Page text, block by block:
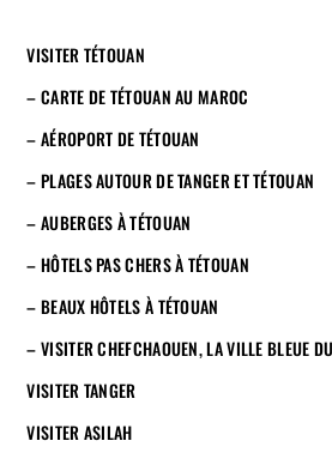
VISITER TÉTOUAN
– CARTE DE TÉTOUAN AU MAROC
– AÉROPORT DE TÉTOUAN
– PLAGES AUTOUR DE TANGER ET TÉTOUAN
– AUBERGES À TÉTOUAN
– HÔTELS PAS CHERS À TÉTOUAN
– BEAUX HÔTELS À TÉTOUAN
– VISITER CHEFCHAOUEN, LA VILLE BLEUE
VISITER TANGER
VISITER ASILAH